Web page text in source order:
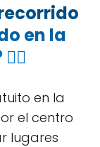
en la
en la
el centro
lugares